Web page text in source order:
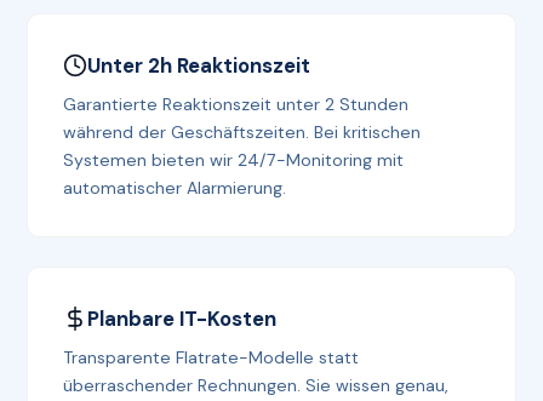
Unter 2h Reaktionszeit
Garantierte Reaktionszeit unter 2 Stunden
während der Geschäftszeiten. Bei kritischen
Systemen bieten wir 24/7-Monitoring mit
automatischer Alarmierung.
Planbare IT-Kosten
Transparente Flatrate-Modelle statt
überraschender Rechnungen. Sie wissen genau,